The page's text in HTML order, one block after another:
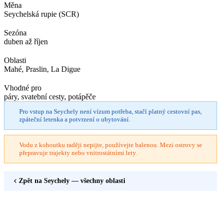
Měna
Seychelská rupie (SCR)
Sezóna
duben až říjen
Oblasti
Mahé, Praslin, La Digue
Vhodné pro
páry, svatební cesty, potápěče
Pro vstup na Seychely není vízum potřeba, stačí platný cestovní pas,
zpáteční letenka a potvrzení o ubytování.
Vodu z kohoutku raději nepijte, používejte balenou. Mezi ostrovy se
přepravuje trajekty nebo vnitrostátními lety.
Zpět na Seychely — všechny oblasti